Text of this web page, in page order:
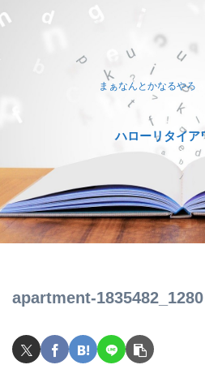
まぁなんとかなるやろ
ハローリタイア
apartment-1835482_1280